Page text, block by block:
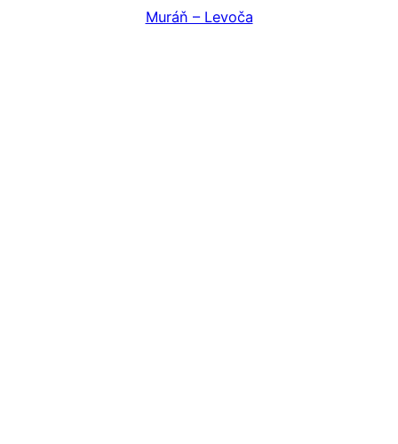
Muráň – Levoča